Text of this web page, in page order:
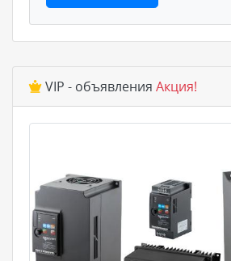
VIP - объявления Акция!